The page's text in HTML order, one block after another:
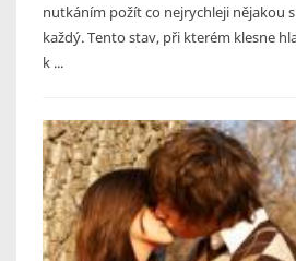
nutkáním požít co nejrychleji nějakou
každý. Tento stav, při kterém klesne
k ...